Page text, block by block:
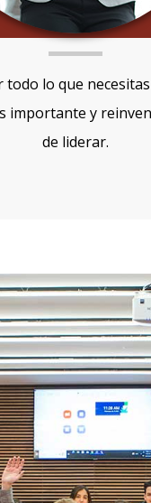
lo que
importante y
de liderar.